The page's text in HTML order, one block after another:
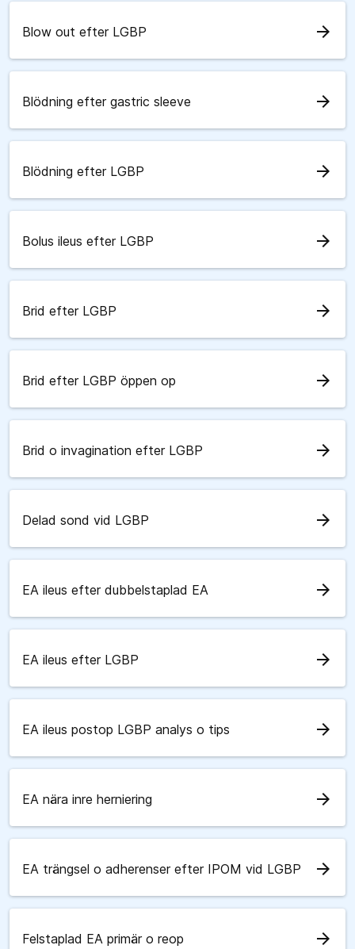
Blow out efter LGBP arrow_forward
Blödning efter gastric sleeve arrow_forward
Blödning efter LGBP arrow_forward
Bolus ileus efter LGBP arrow_forward
Brid efter LGBP arrow_forward
Brid efter LGBP öppen op arrow_forward
Brid o invagination efter LGBP arrow_forward
Delad sond vid LGBP arrow_forward
EA ileus efter dubbelstaplad EA arrow_forward
EA ileus efter LGBP arrow_forward
EA ileus postop LGBP analys o tips arrow_forward
EA nära inre herniering arrow_forward
EA trängsel o adherenser efter IPOM vid LGBP arrow_forward
Felstaplad EA primär o reop arrow_forward